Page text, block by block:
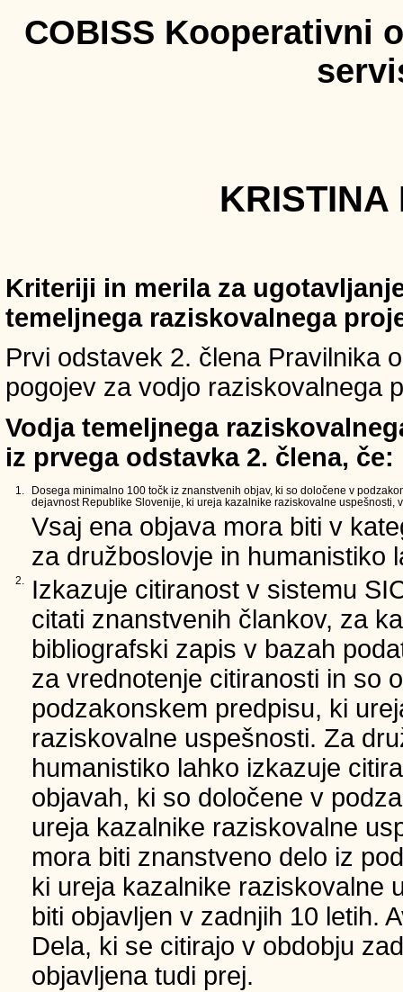
COBISS Kooperativni
KRISTINA
Kriteriji in merila za
temeljnega raziskovalnega
Prvi odstavek 2. člena Pravilnika
pogojev za vodjo raziskovalnega
Vodja temeljnega
iz prvega odstavka 2. člena, če:
1.
Dosega minimalno 100 točk iz znanstvenih objav, ki so določene v
dejavnost Republike Slovenije, ki ureja kazalnike raziskovalne uspešnosti,
Vsaj ena objava mora biti v
za družboslovje in humanistiko
2.
Izkazuje citiranost v sistemu
citati znanstvenih člankov, za
bibliografski zapis v bazah
za vrednotenje citiranosti in so
podzakonskem predpisu, ki
raziskovalne uspešnosti. Za
humanistiko lahko izkazuje
objavah, ki so določene v
ureja kazalnike raziskovalne
mora biti znanstveno delo iz
ki ureja kazalnike raziskovalne
biti objavljen v zadnjih 10 letih.
Dela, ki se citirajo v obdobju
objavljena tudi prej.